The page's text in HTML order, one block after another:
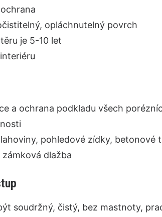
opláchnutelný povrch
je 5-10 let
a ochrana podkladu všech
pohledové zídky,
dlažba
soudržný, čistý, bez mastnoty,